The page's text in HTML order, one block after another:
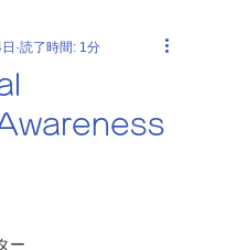
ー
読了時間: 1分